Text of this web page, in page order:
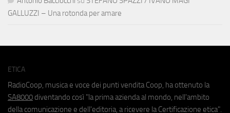
GALLUZZI – Una rotonda per amare
ETICA
RadioCoop, musica e voce dei punti vendita Coop, ha ottenuto la
SA8000 diventando così "la prima azienda al mondo, nell'ambito
della comunicazione e dell'editoria, a ricevere la Certificazione etica".